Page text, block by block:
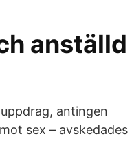
anställd
antingen
sex – avskedades